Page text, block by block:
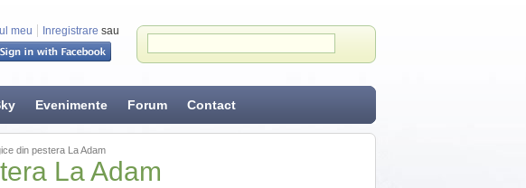
meu Inregistrare sau
Evenimente Forum Contact
din pestera La Adam
La Adam